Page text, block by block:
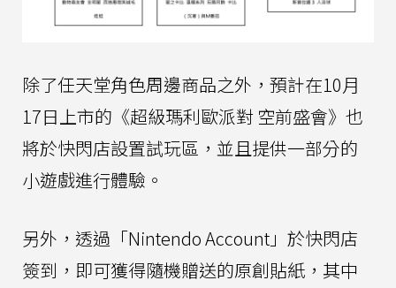
除了任天堂角色周邊商品之外，預計在10月
17日上市的《超級瑪利歐派對 空前盛會》也
將於快閃店設置試玩區，並且提供一部分的
小遊戲進行體驗。
另外，透過「Nintendo Account」於快閃店
簽到，即可獲得隨機贈送的原創貼紙，其中